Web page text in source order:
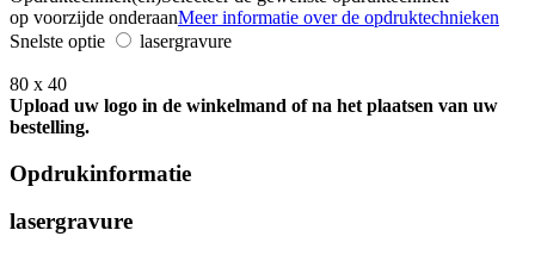
op voorzijde onderaanMeer informatie over de opdruktechnieken
Snelste optie
lasergravure
80 x 40
Upload uw logo in de winkelmand of na het plaatsen van uw
bestelling.
Opdrukinformatie
lasergravure